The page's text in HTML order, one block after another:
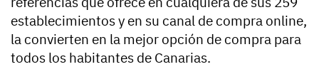
establecimientos y en su canal de compra online,
la convierten en la mejor opción de compra para
todos los habitantes de Canarias.